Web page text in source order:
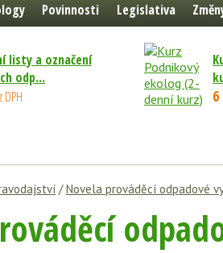
Povinnosti Legislativa
listy a označení
odp...
DPH 6
/Novela prováděcí odpadové